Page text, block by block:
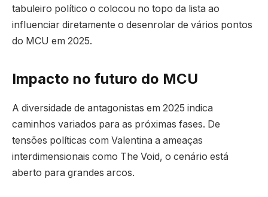
tabuleiro político o colocou no topo da lista ao
influenciar diretamente o desenrolar de vários pontos
do MCU em 2025.
Impacto no futuro do MCU
A diversidade de antagonistas em 2025 indica
caminhos variados para as próximas fases. De
tensões políticas com Valentina a ameaças
interdimensionais como The Void, o cenário está
aberto para grandes arcos.